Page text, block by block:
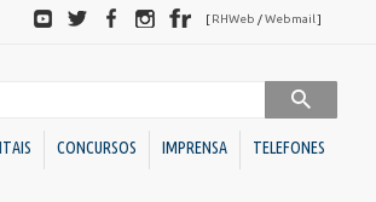
Redes
sociais
[RHWeb /Webmail]
CONCURSOS IMPRENSA TELEFONES